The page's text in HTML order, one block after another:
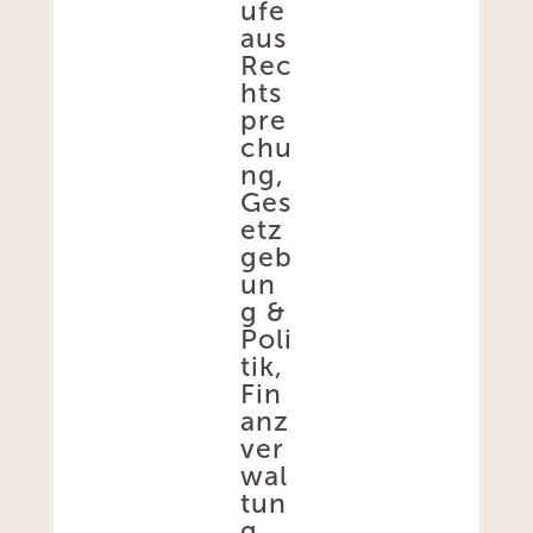
ufe
aus
Rec
hts
pre
chu
ng,
Ges
etz
geb
un
g &
Poli
tik,
Fin
anz
ver
wal
tun